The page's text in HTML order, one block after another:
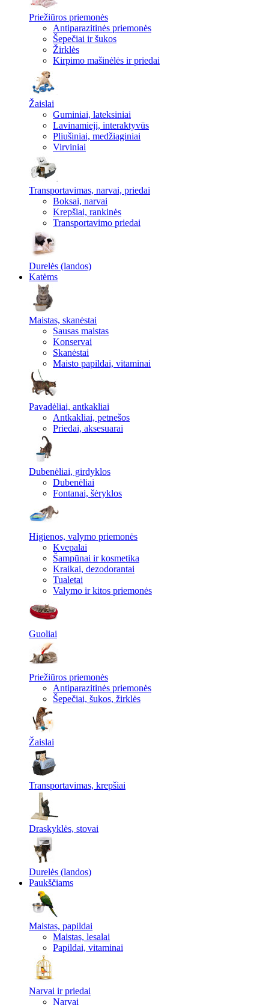
Priežiūros priemonės
Antiparazitinės priemonės
Šepečiai ir šukos
Žirklės
Kirpimo mašinėlės ir priedai
Žaislai
Guminiai, lateksiniai
Lavinamieji, interaktyvūs
Pliušiniai, medžiaginiai
Virviniai
Transportavimas, narvai, priedai
Boksai, narvai
Krepšiai, rankinės
Transportavimo priedai
Durelės (landos)
Katėms
Maistas, skanėstai
Sausas maistas
Konservai
Skanėstai
Maisto papildai, vitaminai
Pavadėliai, antkakliai
Antkakliai, petnešos
Priedai, aksesuarai
Dubenėliai, girdyklos
Dubenėliai
Fontanai, šėryklos
Higienos, valymo priemonės
Kvepalai
Šampūnai ir kosmetika
Kraikai, dezodorantai
Tualetai
Valymo ir kitos priemonės
Guoliai
Priežiūros priemonės
Antiparazitinės priemonės
Šepečiai, šukos, žirklės
Žaislai
Transportavimas, krepšiai
Draskyklės, stovai
Durelės (landos)
Paukščiams
Maistas, papildai
Maistas, lesalai
Papildai, vitaminai
Narvai ir priedai
Narvai